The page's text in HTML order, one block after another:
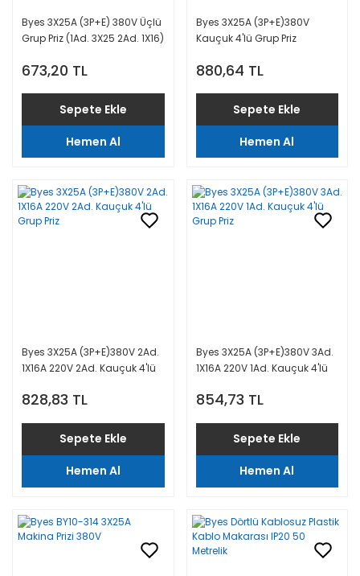
Byes 3X25A (3P+E) 380V Üçlü
Grup Priz (1Ad. 3X25 2Ad. 1X16)
673,20 TL
Sepete Ekle
Hemen Al
Byes 3X25A (3P+E)380V
Kauçuk 4'lü Grup Priz
880,64 TL
Sepete Ekle
Hemen Al
Byes 3X25A (3P+E)380V 2Ad.
1X16A 220V 2Ad. Kauçuk 4'lü
828,83 TL
Sepete Ekle
Hemen Al
Byes 3X25A (3P+E)380V 3Ad.
1X16A 220V 1Ad. Kauçuk 4'lü
854,73 TL
Sepete Ekle
Hemen Al